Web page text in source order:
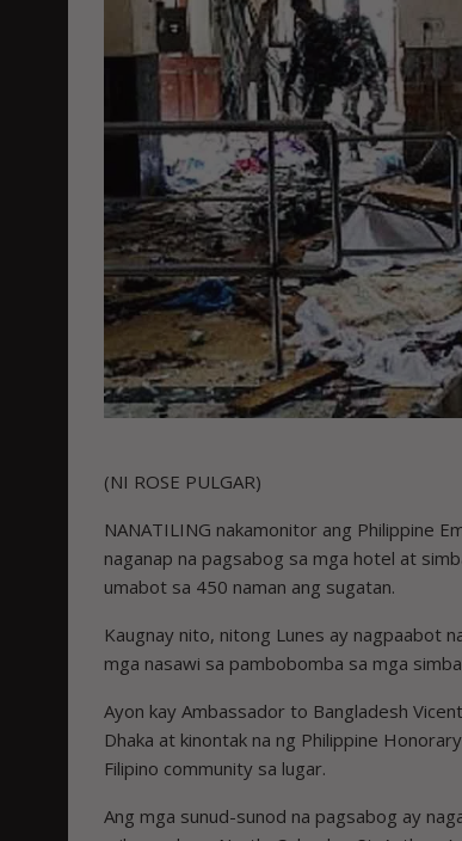
(NI ROSE PULGAR)
NANATILING nakamonitor ang Philippine
naganap na pagsabog sa mga hotel at
umabot sa 450 naman ang sugatan.
Kaugnay nito, nitong Lunes ay nagpaabot
mga nasawi sa pambobomba sa mga
Ayon kay Ambassador to Bangladesh
Dhaka at kinontak na ng Philippine
Filipino community sa lugar.
Ang mga sunud-sunod na pagsabog ay